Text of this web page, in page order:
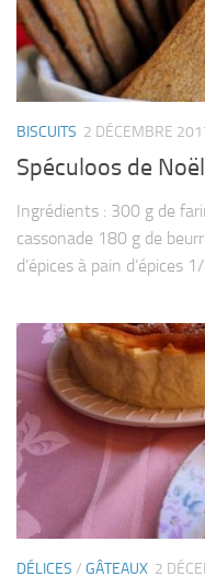
BISCUITS 2 DÉCEMBRE
Spéculoos de Noël
Ingrédients : 300 g de
cassonade 180 g de
d’épices à pain d’épices
DÉLICES / GÂTEAUX 2